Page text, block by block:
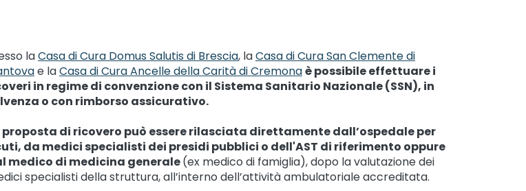
laCasa di Cura Domus Salutis di Brescia, laCasa di Cura San Clemente di
e laCasa di Cura Ancelle della Carità di Cremonaè possibile effettuare i
in regime di convenzione con il Sistema Sanitario Nazionale (SSN), in
o con rimborso assicurativo.
proposta di ricovero può essere rilasciata direttamente dall’ospedale per
da medici specialisti dei presidi pubblici o dell'AST di riferimento oppure
medico di medicina generale(ex medico di famiglia), dopo la valutazione dei
specialisti della struttura, all’interno dell’attività ambulatoriale accreditata.